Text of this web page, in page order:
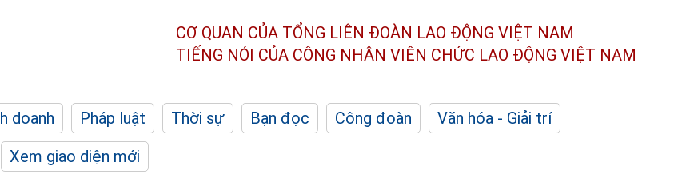
CƠ QUAN CỦA TỔNG LIÊN ĐOÀN LAO ĐỘNG VIỆT NAM
TIẾNG NÓI CỦA CÔNG NHÂN VIÊN CHỨC LAO ĐỘNG VIỆT NAM
doanh Pháp luật Thời sự Bạn đọc Công đoàn
Văn hóa - Giải trí
Xem giao diện mới